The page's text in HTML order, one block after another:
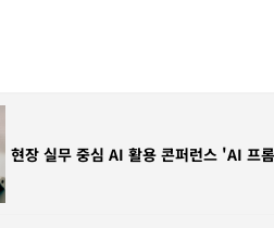
현장 실무 중심 AI 활용 콘퍼런스 'AI 프